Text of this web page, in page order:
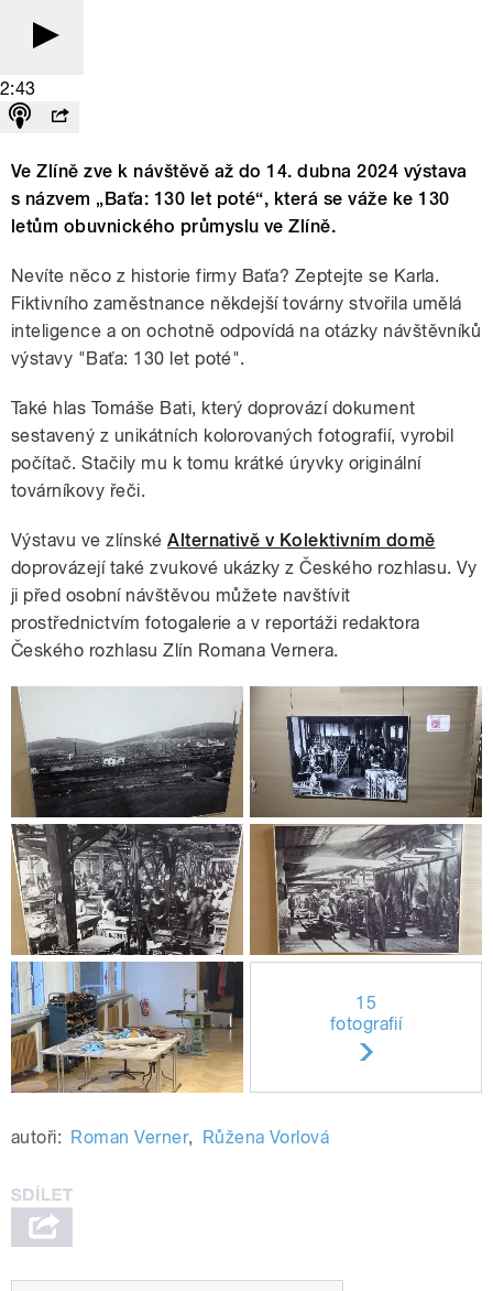
2:43
Ve Zlíně zve k návštěvě až do 14. dubna 2024 výstava
s názvem „Baťa: 130 let poté“, která se váže ke 130
letům obuvnického průmyslu ve Zlíně.
Nevíte něco z historie firmy Baťa? Zeptejte se Karla.
Fiktivního zaměstnance někdejší továrny stvořila umělá
inteligence a on ochotně odpovídá na otázky návštěvníků
výstavy "Baťa: 130 let poté".
Také hlas Tomáše Bati, který doprovází dokument
sestavený z unikátních kolorovaných fotografií, vyrobil
počítač. Stačily mu k tomu krátké úryvky originální
továrníkovy řeči.
Výstavu ve zlínskéAlternativě v Kolektivním domě
doprovázejí také zvukové ukázky z Českého rozhlasu. Vy
ji před osobní návštěvou můžete navštívit
prostřednictvím fotogalerie a v reportáži redaktora
Českého rozhlasu Zlín Romana Vernera.
15
fotografií
autoři: Roman Verner, Růžena Vorlová